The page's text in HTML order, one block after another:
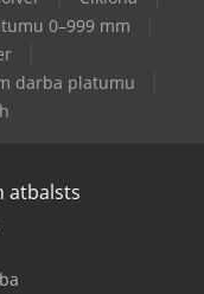
0–999 mm
darba platumu
atbalsts